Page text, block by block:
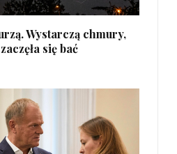
Wystarczą chmury,
się bać